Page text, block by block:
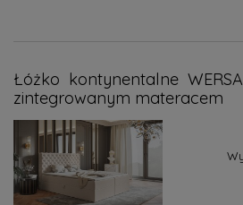
Łóżko kontynentalne
zintegrowanym materacem